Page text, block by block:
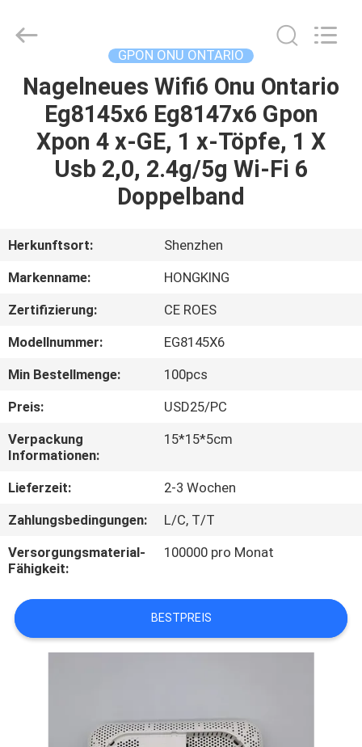
HAUS
PRODUKTE
FABRIK-
QUALITÄTSKONTROLLE
TRETEN
SIE
MIT
UNS
IN
VERBINDUNG
SIE
EIN
SITEMAP
LIMITED.
GPON ONU ONTARIO
Nagelneues Wifi6 Onu Ontario
Eg8145x6 Eg8147x6 Gpon
Xpon 4 x-GE, 1 x-Töpfe, 1 X
Usb 2,0, 2.4g/5g Wi-Fi 6
Doppelband
Herkunftsort:
Shenzhen
Markenname:
HONGKING
Zertifizierung:
CE ROES
Modellnummer:
EG8145X6
Min Bestellmenge:
100pcs
Preis:
USD25/PC
Verpackung
Informationen:
15*15*5cm
Lieferzeit:
2-3 Wochen
Zahlungsbedingungen:
L/C, T/T
Versorgungsmaterial-
Fähigkeit:
100000 pro Monat
BESTPREIS